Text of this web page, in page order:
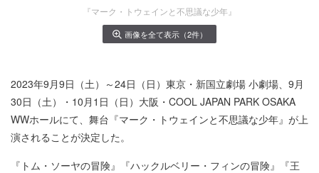
『マーク・トウェインと不思議な少年』
画像を全て表示（2件）
2023年9月9日（土）～24日（日）東京・新国立劇場 小劇場、9月
30日（土）・10月1日（日）大阪・COOL JAPAN PARK OSAKA
WWホールにて、舞台『マーク・トウェインと不思議な少年』が上
演されることが決定した。
『トム・ソーヤの冒険』『ハックルベリー・フィンの冒険』『王